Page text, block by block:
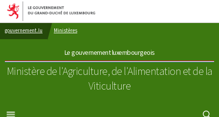
Aller au menu principal
Aller au contenu
gouvernement.lu Ministères
Le gouvernement luxembourgeois
Ministère de l'Agriculture, de l'Alimentation et de la
Viticulture